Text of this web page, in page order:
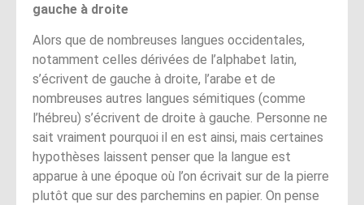
gauche à droite
Alors que de nombreuses langues occidentales,
notamment celles dérivées de l’alphabet latin,
s’écrivent de gauche à droite, l’arabe et de
nombreuses autres langues sémitiques (comme
l’hébreu) s’écrivent de droite à gauche. Personne ne
sait vraiment pourquoi il en est ainsi, mais certaines
hypothèses laissent penser que la langue est
apparue à une époque où l’on écrivait sur de la pierre
plutôt que sur des parchemins en papier. On pense